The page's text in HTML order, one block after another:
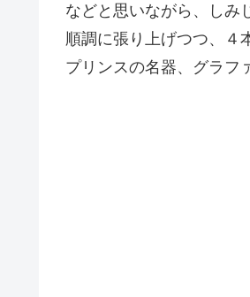
などと思いながら、しみ
順調に張り上げつつ、４
プリンスの名器、グラフ